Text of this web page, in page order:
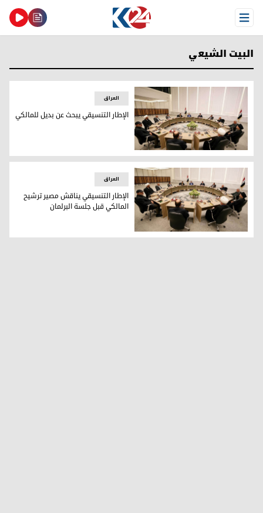
Open Menu
البيت الشيعي
الإطار التنسيقي يبحث عن بديل للمالكي
العراق
الإطار التنسيقي يبحث عن بديل للمالكي
من اجتماعٍ سابق لقادة الإطار التنسيقي
العراق
الإطار التنسيقي يناقش مصير ترشيح
المالكي قبل جلسة البرلمان